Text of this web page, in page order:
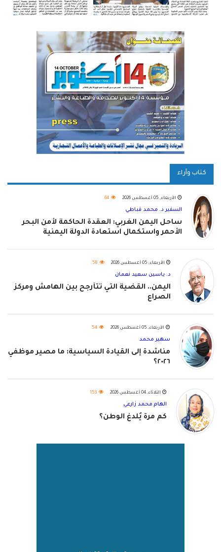
كتاب وآراء
الأربعاء, 05 أغسطس 2026 64
السفير د. محمد قباطي
ساحل اليمن الغربي: العقدة الحاكمة لأمن البحر
الأحمر واستكمال استعادة الدولة اليمنية
الأربعاء, 05 أغسطس 2026 58
د. ياسين سعيد نعمان
اليمن.. القضية التي تتأرجح بين الهامش ومركز
الصراع
الأربعاء, 05 أغسطس 2026 54
سهير محمد
مناشدة إلى القيادة السياسية: ما مصير موظفي
٢٠٢٦؟
الثلاثاء, 04 أغسطس 2026 153
الهام محمد زارعي
كم مرة يُلدغ الوطن؟